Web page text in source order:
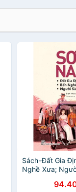
Sách-Đất Gia
Nghề Xưa;